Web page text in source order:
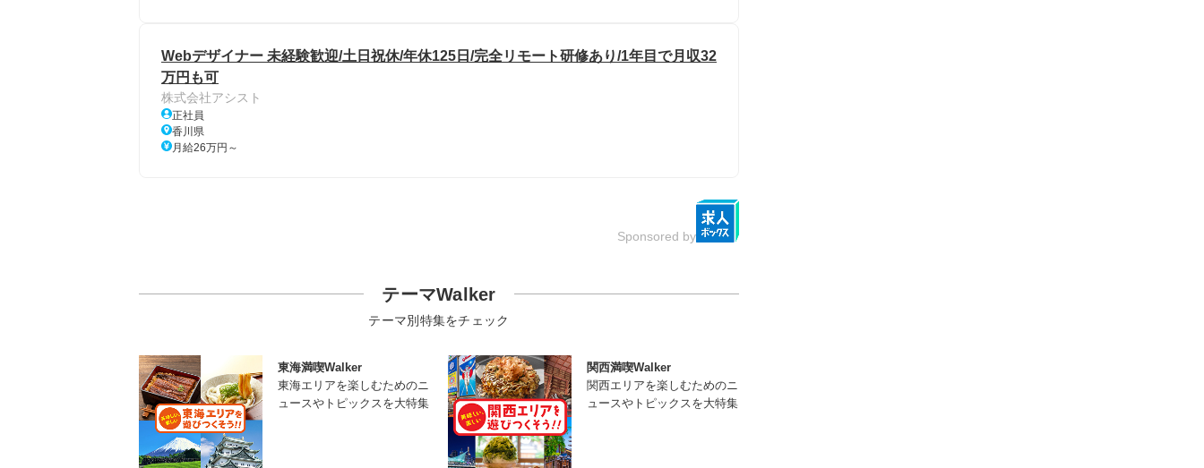
Webデザイナー 未経験歓迎/土日祝休/年休125日/完全リモート研修あり/1年目で月収32
万円も可
株式会社アシスト
正社員
香川県
月給26万円～
Sponsored by
テーマWalker
テーマ別特集をチェック
東海満喫Walker
東海エリアを楽しむためのニ
ュースやトピックスを大特集
関西満喫Walker
関西エリアを楽しむためのニ
ュースやトピックスを大特集